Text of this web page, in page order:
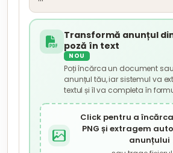
Transformă anunțul din
poză în text
NOU
Poți încărca un document
anunțul tău, iar sistemul va
textul și îl va completa în
Click pentru a încărca
PNG și extragem
anunțului